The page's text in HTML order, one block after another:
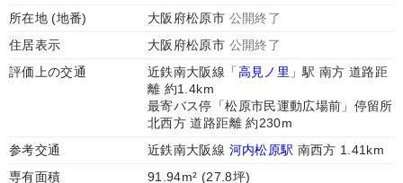
所在地 (地番) 大阪府松原市 公開終了
住居表示
大阪府松原市 公開終了
評価上の交通
近鉄南大阪線「高見ノ里 」駅 南方 道路距
離 約1.4km
最寄バス停「松原市民運動広場前」停留所
北西方 道路距離 約230m
参考交通
近鉄南大阪線 河内松原駅 南西方 1.41km
専有面積
91.94m² (27.8坪)